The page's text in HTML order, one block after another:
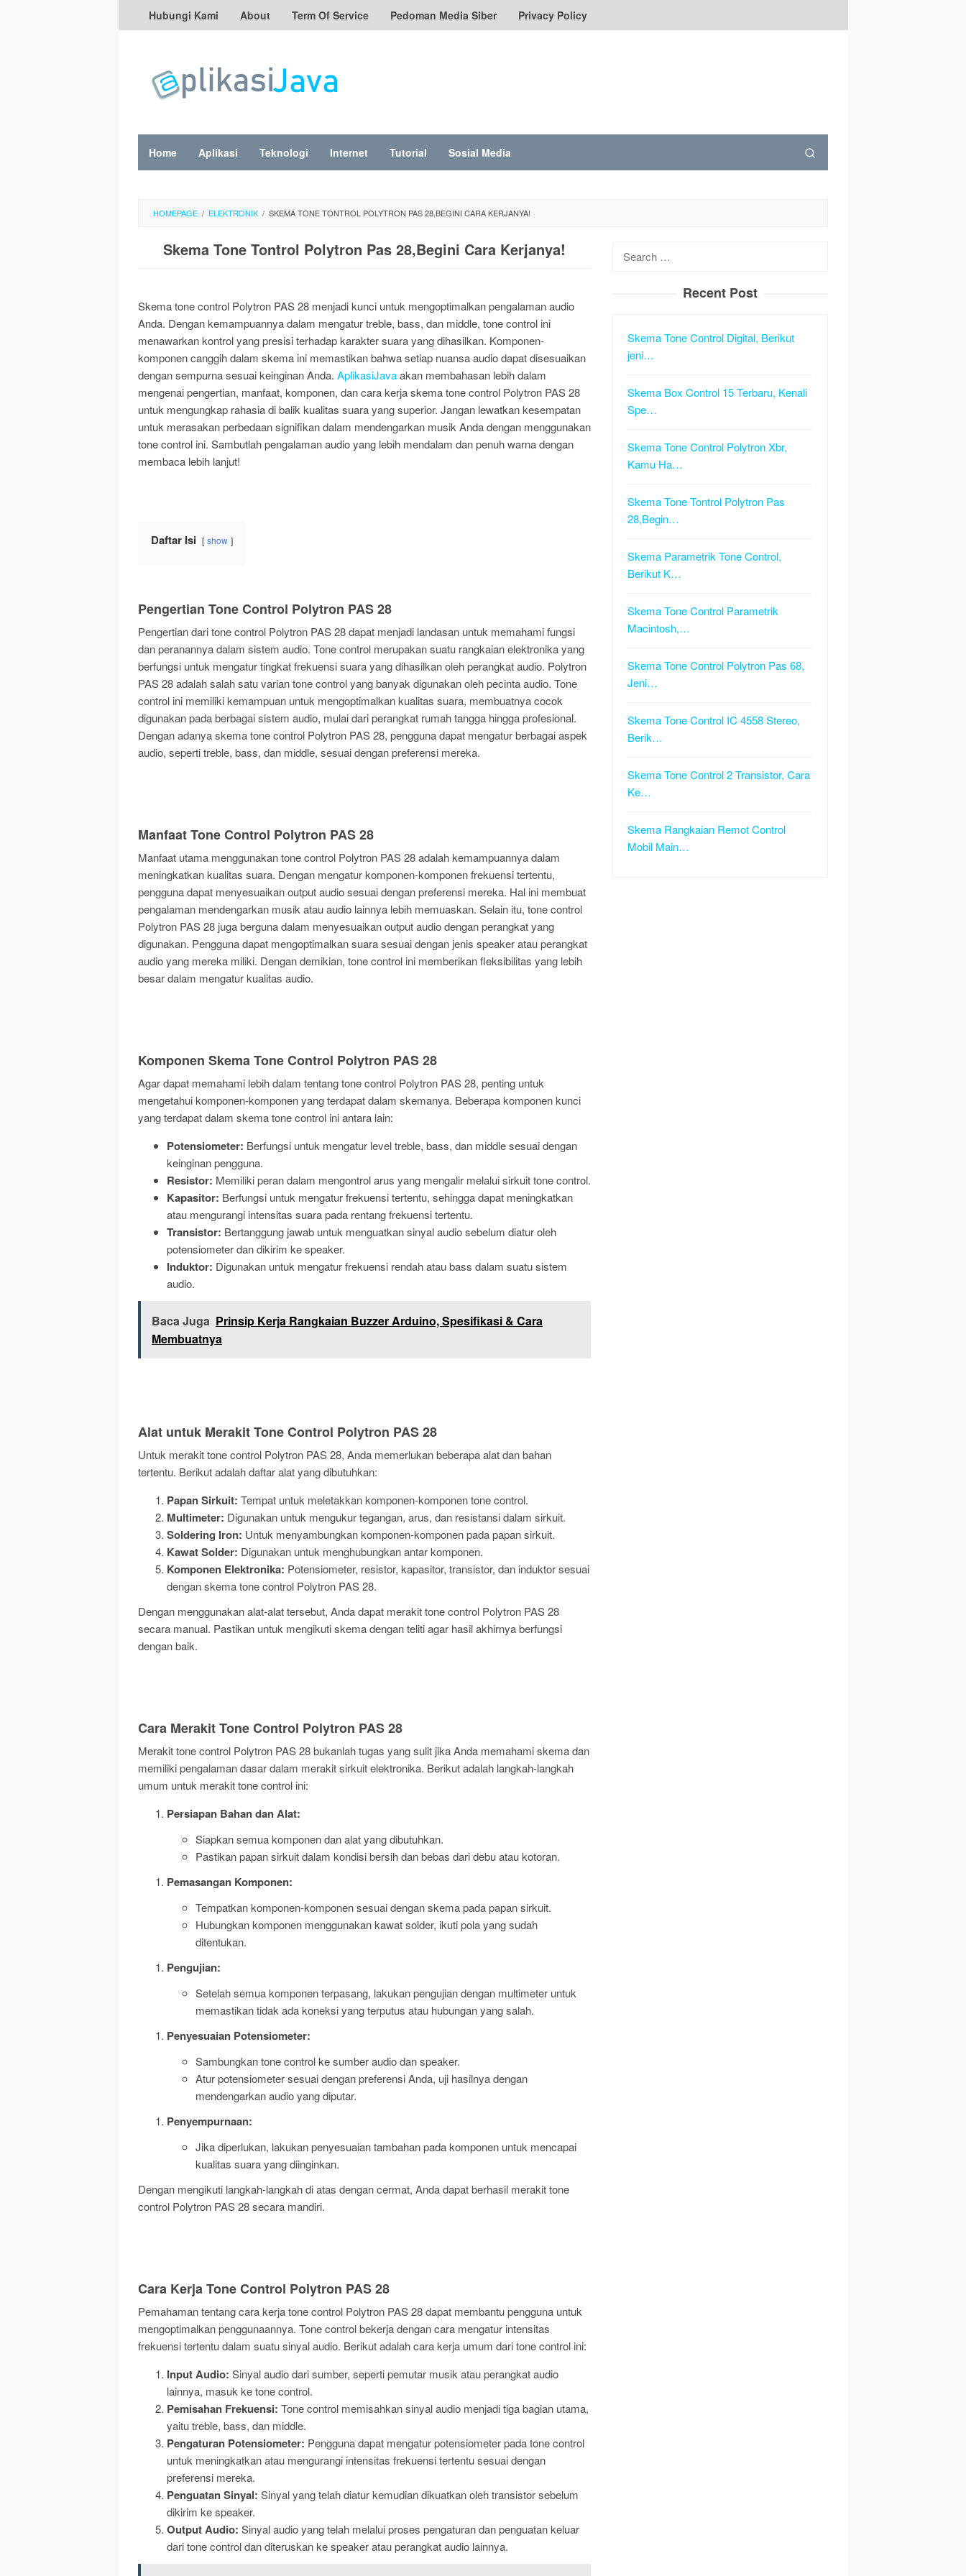
Hubungi Kami About Term Of Service Pedoman Media Siber Privacy Policy
Home Aplikasi Teknologi Internet Tutorial Sosial Media
HOMEPAGE / ELEKTRONIK / SKEMA TONE TONTROL POLYTRON PAS 28,BEGINI CARA KERJANYA!
Skema Tone Tontrol Polytron Pas 28,Begini Cara Kerjanya!
Skema tone control Polytron PAS 28 menjadi kunci untuk mengoptimalkan pengalaman audio
Anda. Dengan kemampuannya dalam mengatur treble, bass, dan middle, tone control ini
menawarkan kontrol yang presisi terhadap karakter suara yang dihasilkan. Komponen-
komponen canggih dalam skema ini memastikan bahwa setiap nuansa audio dapat disesuaikan
dengan sempurna sesuai keinginan Anda. AplikasiJavaakan membahasan lebih dalam
mengenai pengertian, manfaat, komponen, dan cara kerja skema tone control Polytron PAS 28
untuk mengungkap rahasia di balik kualitas suara yang superior. Jangan lewatkan kesempatan
untuk merasakan perbedaan signifikan dalam mendengarkan musik Anda dengan menggunakan
tone control ini. Sambutlah pengalaman audio yang lebih mendalam dan penuh warna dengan
membaca lebih lanjut!
Daftar Isi show
Pengertian Tone Control Polytron PAS 28
Pengertian dari tone control Polytron PAS 28 dapat menjadi landasan untuk memahami fungsi
dan peranannya dalam sistem audio. Tone control merupakan suatu rangkaian elektronika yang
berfungsi untuk mengatur tingkat frekuensi suara yang dihasilkan oleh perangkat audio. Polytron
PAS 28 adalah salah satu varian tone control yang banyak digunakan oleh pecinta audio. Tone
control ini memiliki kemampuan untuk mengoptimalkan kualitas suara, membuatnya cocok
digunakan pada berbagai sistem audio, mulai dari perangkat rumah tangga hingga profesional.
Dengan adanya skema tone control Polytron PAS 28, pengguna dapat mengatur berbagai aspek
audio, seperti treble, bass, dan middle, sesuai dengan preferensi mereka.
Manfaat Tone Control Polytron PAS 28
Manfaat utama menggunakan tone control Polytron PAS 28 adalah kemampuannya dalam
meningkatkan kualitas suara. Dengan mengatur komponen-komponen frekuensi tertentu,
pengguna dapat menyesuaikan output audio sesuai dengan preferensi mereka. Hal ini membuat
pengalaman mendengarkan musik atau audio lainnya lebih memuaskan. Selain itu, tone control
Polytron PAS 28 juga berguna dalam menyesuaikan output audio dengan perangkat yang
digunakan. Pengguna dapat mengoptimalkan suara sesuai dengan jenis speaker atau perangkat
audio yang mereka miliki. Dengan demikian, tone control ini memberikan fleksibilitas yang lebih
besar dalam mengatur kualitas audio.
Komponen Skema Tone Control Polytron PAS 28
Agar dapat memahami lebih dalam tentang tone control Polytron PAS 28, penting untuk
mengetahui komponen-komponen yang terdapat dalam skemanya. Beberapa komponen kunci
yang terdapat dalam skema tone control ini antara lain:
Potensiometer: Berfungsi untuk mengatur level treble, bass, dan middle sesuai dengan
keinginan pengguna.
Resistor: Memiliki peran dalam mengontrol arus yang mengalir melalui sirkuit tone control.
Kapasitor: Berfungsi untuk mengatur frekuensi tertentu, sehingga dapat meningkatkan
atau mengurangi intensitas suara pada rentang frekuensi tertentu.
Transistor: Bertanggung jawab untuk menguatkan sinyal audio sebelum diatur oleh
potensiometer dan dikirim ke speaker.
Induktor: Digunakan untuk mengatur frekuensi rendah atau bass dalam suatu sistem
audio.
Baca Juga Prinsip Kerja Rangkaian Buzzer Arduino, Spesifikasi & Cara
Membuatnya
Alat untuk Merakit Tone Control Polytron PAS 28
Untuk merakit tone control Polytron PAS 28, Anda memerlukan beberapa alat dan bahan
tertentu. Berikut adalah daftar alat yang dibutuhkan:
Papan Sirkuit: Tempat untuk meletakkan komponen-komponen tone control.
Multimeter: Digunakan untuk mengukur tegangan, arus, dan resistansi dalam sirkuit.
Soldering Iron: Untuk menyambungkan komponen-komponen pada papan sirkuit.
Kawat Solder: Digunakan untuk menghubungkan antar komponen.
Komponen Elektronika: Potensiometer, resistor, kapasitor, transistor, dan induktor sesuai
dengan skema tone control Polytron PAS 28.
Dengan menggunakan alat-alat tersebut, Anda dapat merakit tone control Polytron PAS 28
secara manual. Pastikan untuk mengikuti skema dengan teliti agar hasil akhirnya berfungsi
dengan baik.
Cara Merakit Tone Control Polytron PAS 28
Merakit tone control Polytron PAS 28 bukanlah tugas yang sulit jika Anda memahami skema dan
memiliki pengalaman dasar dalam merakit sirkuit elektronika. Berikut adalah langkah-langkah
umum untuk merakit tone control ini:
Persiapan Bahan dan Alat:
Siapkan semua komponen dan alat yang dibutuhkan.
Pastikan papan sirkuit dalam kondisi bersih dan bebas dari debu atau kotoran.
Pemasangan Komponen:
Tempatkan komponen-komponen sesuai dengan skema pada papan sirkuit.
Hubungkan komponen menggunakan kawat solder, ikuti pola yang sudah
ditentukan.
Pengujian:
Setelah semua komponen terpasang, lakukan pengujian dengan multimeter untuk
memastikan tidak ada koneksi yang terputus atau hubungan yang salah.
Penyesuaian Potensiometer:
Sambungkan tone control ke sumber audio dan speaker.
Atur potensiometer sesuai dengan preferensi Anda, uji hasilnya dengan
mendengarkan audio yang diputar.
Penyempurnaan:
Jika diperlukan, lakukan penyesuaian tambahan pada komponen untuk mencapai
kualitas suara yang diinginkan.
Dengan mengikuti langkah-langkah di atas dengan cermat, Anda dapat berhasil merakit tone
control Polytron PAS 28 secara mandiri.
Cara Kerja Tone Control Polytron PAS 28
Pemahaman tentang cara kerja tone control Polytron PAS 28 dapat membantu pengguna untuk
mengoptimalkan penggunaannya. Tone control bekerja dengan cara mengatur intensitas
frekuensi tertentu dalam suatu sinyal audio. Berikut adalah cara kerja umum dari tone control ini:
Input Audio: Sinyal audio dari sumber, seperti pemutar musik atau perangkat audio
lainnya, masuk ke tone control.
Pemisahan Frekuensi: Tone control memisahkan sinyal audio menjadi tiga bagian utama,
yaitu treble, bass, dan middle.
Pengaturan Potensiometer: Pengguna dapat mengatur potensiometer pada tone control
untuk meningkatkan atau mengurangi intensitas frekuensi tertentu sesuai dengan
preferensi mereka.
Penguatan Sinyal: Sinyal yang telah diatur kemudian dikuatkan oleh transistor sebelum
dikirim ke speaker.
Output Audio: Sinyal audio yang telah melalui proses pengaturan dan penguatan keluar
dari tone control dan diteruskan ke speaker atau perangkat audio lainnya.
Search
Recent Post
Skema Tone Control Digital, Berikut
jeni…
Skema Box Control 15 Terbaru, Kenali
Spe…
Skema Tone Control Polytron Xbr,
Kamu Ha…
Skema Tone Tontrol Polytron Pas
28,Begin…
Skema Parametrik Tone Control,
Berikut K…
Skema Tone Control Parametrik
Macintosh,…
Skema Tone Control Polytron Pas 68,
Jeni…
Skema Tone Control IC 4558 Stereo,
Berik…
Skema Tone Control 2 Transistor, Cara
Ke…
Skema Rangkaian Remot Control
Mobil Main…